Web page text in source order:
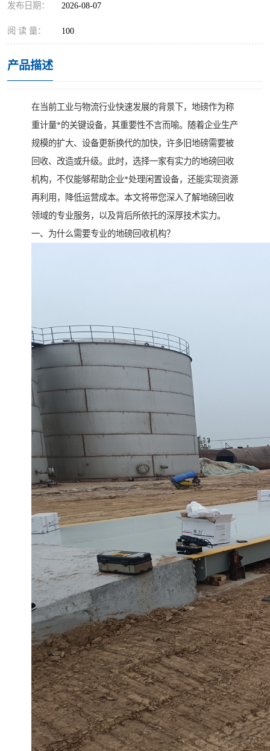
发布日期： 2026-08-07
阅 读 量： 100
产品描述
在当前工业与物流行业快速发展的背景下，地磅作为称
重计量*的关键设备，其重要性不言而喻。随着企业生产
规模的扩大、设备更新换代的加快，许多旧地磅需要被
回收、改造或升级。此时，选择一家有实力的地磅回收
机构，不仅能够帮助企业*处理闲置设备，还能实现资源
再利用，降低运营成本。本文将带您深入了解地磅回收
领域的专业服务，以及背后所依托的深厚技术实力。
一、为什么需要专业的地磅回收机构？